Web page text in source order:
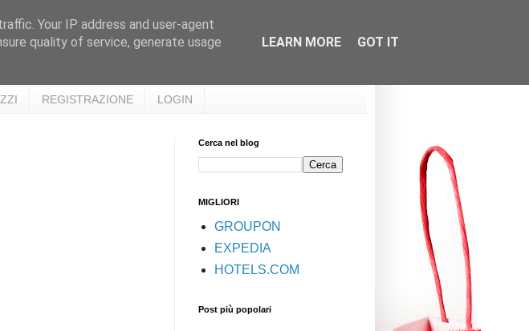
REGISTRAZIONE LOGIN
Cerca nel blog
MIGLIORI
GROUPON
EXPEDIA
HOTELS.COM
Post più popolari
Your IP address and user-agent
quality of service, generate usage
LEARN MORE GOT IT